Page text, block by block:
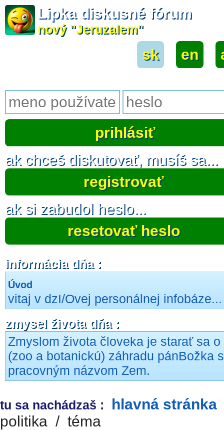
Lipka diskusné fórum
nový "Jeruzalem"
sk en
ak chceš diskutovať, musíš sa...
registrovať
ak si zabudol heslo...
resetovať heslo
informácia dňa :
Úvod
vitaj v dzI/Ovej personálnej infobáze...
zmysel života dňa :
Zmyslom života človeka je starať sa o
(zoo a botanickú) záhradu pánBožka s
pracovným názvom Zem.
tu sa nachádzaš : hlavná stránka
politika / téma